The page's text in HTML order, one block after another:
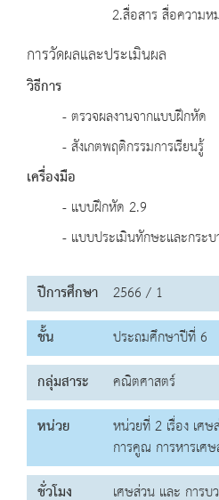
2.สื่อสาร สื่อความ
การวัดผลและประเมินผล
วิธีการ
- ตรวจผลงานจากแบบฝึกหัด
- สังเกตพฤติกรรมการเรียนรู้
เครื่องมือ
- แบบฝึกหัด 2.9
- แบบประเมินทักษะและกระ
ปีการศึกษา 2566 / 1
ชั้น
ประถมศึกษาปีที่ 6
กลุ่มสาระ
คณิตศาสตร์
หน่วย
หน่วยที่ 2 เรื่อง เศ
การคูณ การหารเศ
ชั่วโมง
เศษส่วน และ การ